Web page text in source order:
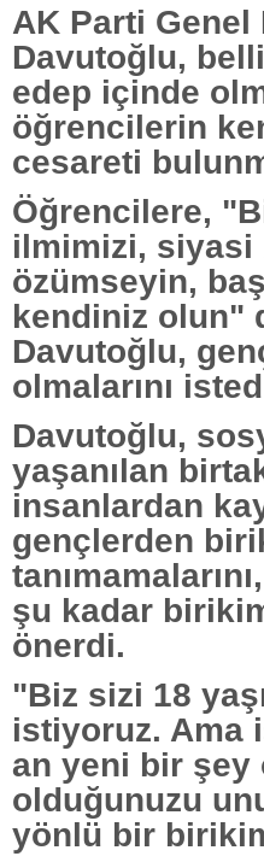
AK Parti Genel
Davutoğlu,
edep içinde
öğrencilerin
cesareti
Öğrencilere,
ilmimizi,
özümseyin,
kendiniz olun"
Davutoğlu,
olmalarını
Davutoğlu,
yaşanılan
insanlardan
gençlerden
şu kadar
önerdi.
"Biz sizi 18
istiyoruz. Ama
an yeni bir şey
olduğunuzu
yönlü bir